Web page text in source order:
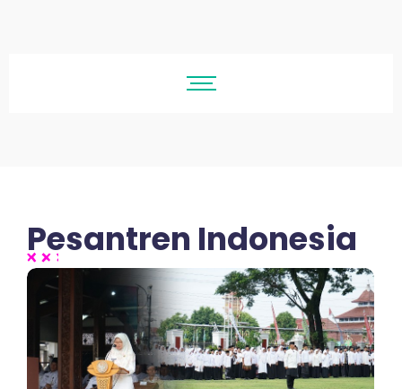
Pesantren Indonesia
No Comments